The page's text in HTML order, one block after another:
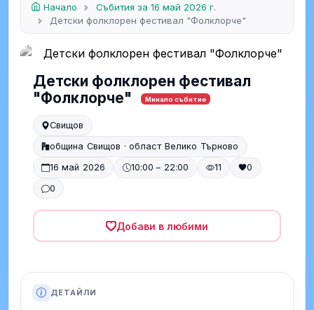
Начало
Събития за 16 май 2026 г.
Детски фолклорен фестивал "Фолклорче"
Детски фолклорен фестивал
"Фолклорче"
Минало събитие
Свищов
община Свищов · област Велико Търново
16 май 2026
10:00 – 22:00 11
0
0
Добави в любими
ДЕТАЙЛИ